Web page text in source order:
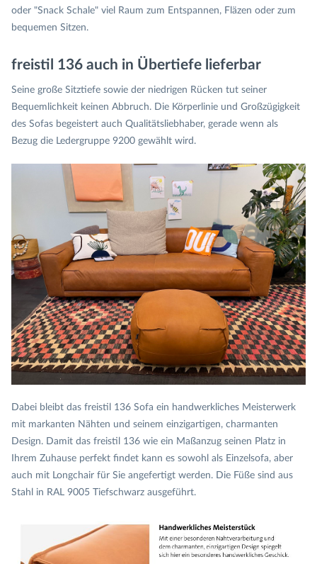
oder "Snack Schale" viel Raum zum Entspannen, Fläzen oder zum
bequemen Sitzen.
freistil 136 auch in Übertiefe lieferbar
Seine große Sitztiefe sowie der niedrigen Rücken tut seiner
Bequemlichkeit keinen Abbruch. Die Körperlinie und Großzügigkeit
des Sofas begeistert auch Qualitätsliebhaber, gerade wenn als
Bezug die Ledergruppe 9200 gewählt wird.
Dabei bleibt das freistil 136 Sofa ein handwerkliches Meisterwerk
mit markanten Nähten und seinem einzigartigen, charmanten
Design. Damit das freistil 136 wie ein Maßanzug seinen Platz in
Ihrem Zuhause perfekt findet kann es sowohl als Einzelsofa, aber
auch mit Longchair für Sie angefertigt werden. Die Füße sind aus
Stahl in RAL 9005 Tiefschwarz ausgeführt.